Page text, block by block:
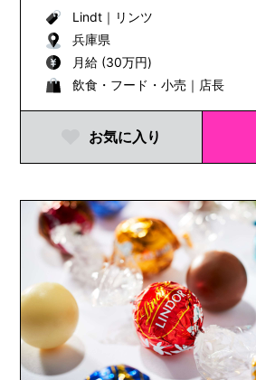
Lindt｜ リンツ
兵庫県
月給 (30万円)
飲食・フード・小売｜店長
お気に入り